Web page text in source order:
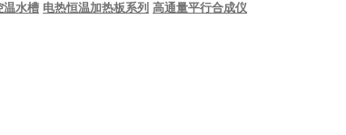
温水槽 电热恒温加热板系列 高通量平行合成仪